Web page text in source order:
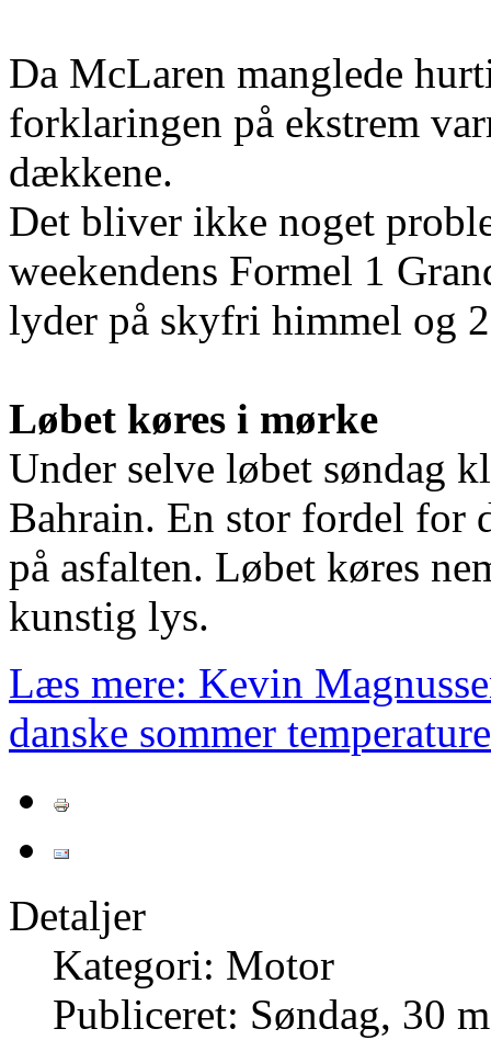
Da McLaren manglede
forklaringen på ekstrem
dækkene.
Det bliver ikke noget
weekendens Formel 1
lyder på skyfri himmel og
Løbet køres i mørke
Under selve løbet søndag
Bahrain. En stor fordel for
på asfalten. Løbet køres
kunstig lys.
Læs mere: Kevin
danske sommer
Detaljer
Kategori: Motor
Publiceret: Søndag, 30